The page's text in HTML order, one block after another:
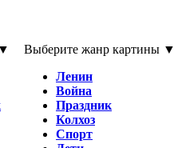
Выберите жанр картины ▼
Ленин
Война
Праздник
Колхоз
Спорт